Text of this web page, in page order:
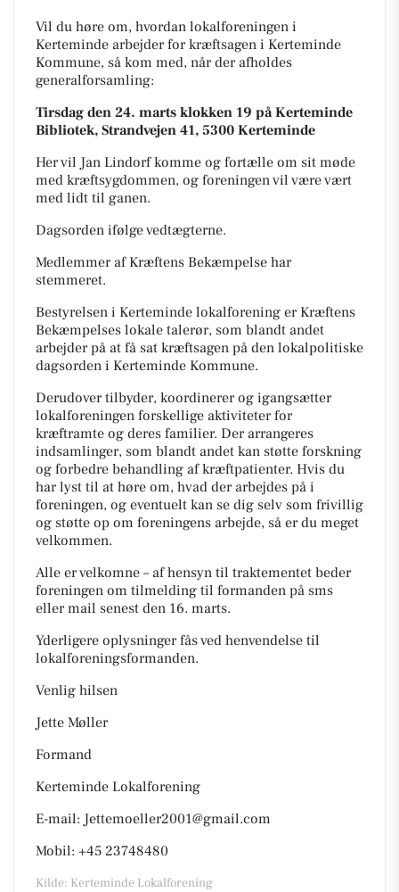
Vil du høre om, hvordan lokalforeningen i
Kerteminde arbejder for kræftsagen i Kerteminde
Kommune, så kom med, når der afholdes
generalforsamling:
Tirsdag den 24. marts klokken 19 på Kerteminde
Bibliotek, Strandvejen 41, 5300 Kerteminde
Her vil Jan Lindorf komme og fortælle om sit møde
med kræftsygdommen, og foreningen vil være vært
med lidt til ganen.
Dagsorden ifølge vedtægterne.
Medlemmer af Kræftens Bekæmpelse har
stemmeret.
Bestyrelsen i Kerteminde lokalforening er Kræftens
Bekæmpelses lokale talerør, som blandt andet
arbejder på at få sat kræftsagen på den lokalpolitiske
dagsorden i Kerteminde Kommune.
Derudover tilbyder, koordinerer og igangsætter
lokalforeningen forskellige aktiviteter for
kræftramte og deres familier. Der arrangeres
indsamlinger, som blandt andet kan støtte forskning
og forbedre behandling af kræftpatienter. Hvis du
har lyst til at høre om, hvad der arbejdes på i
foreningen, og eventuelt kan se dig selv som frivillig
og støtte op om foreningens arbejde, så er du meget
velkommen.
Alle er velkomne – af hensyn til traktementet beder
foreningen om tilmelding til formanden på sms
eller mail senest den 16. marts.
Yderligere oplysninger fås ved henvendelse til
lokalforeningsformanden.
Venlig hilsen
Jette Møller
Formand
Kerteminde Lokalforening
E-mail: Jettemoeller2001@gmail.com
Mobil: +45 23748480
Kilde: Kerteminde Lokalforening